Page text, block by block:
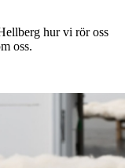
hur vi rör oss
oss.